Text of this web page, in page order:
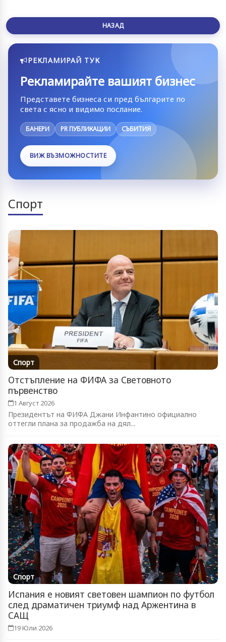
НАЗАД
РЕКЛАМИРАЙ ТУК
Рекламирайте вашият бизнес
Представете бизнеса си пред българите по
света с ясно и видимо послание.
БАНЕРИ PR ПУБЛИКАЦИИ СЪБИТИЯ
ВИЖ ВЪЗМОЖНОСТИТЕ
Спорт
Спорт
Отстъпление на ФИФА за Световното
първенство
1 Август 2026
Президентът на ФИФА Джани Инфантино официално
оттегли плана за продажба на дял...
Спорт
Испания е новият световен шампион по футбол
след драматичен триумф над Аржентина в
САЩ
19 Юли 2026